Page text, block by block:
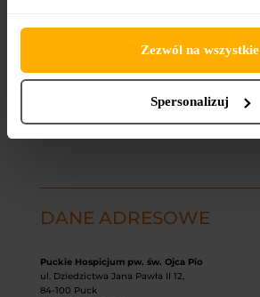
Zezwól na wszystkie
Spersonalizuj
DANE ADRESOWE
Puckie Hospicjum pw. św. Ojca Pio
ul. Dziedzictwa Jana Pawła II 12,
84-100 Puck